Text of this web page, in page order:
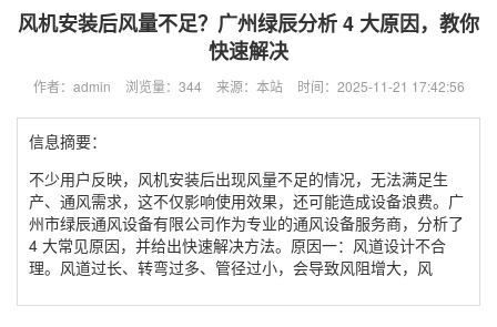
风机安装后风量不足？广州绿辰分析 4 大原因，教你
快速解决
作者：admin 浏览量：344 来源：本站 时间：2025-11-21 17:42:56
信息摘要：
不少用户反映，风机安装后出现风量不足的情况，无法满足生
产、通风需求，这不仅影响使用效果，还可能造成设备浪费。广
州市绿辰通风设备有限公司作为专业的通风设备服务商，分析了
4 大常见原因，并给出快速解决方法。原因一：风道设计不合
理。风道过长、转弯过多、管径过小，会导致风阻增大，风